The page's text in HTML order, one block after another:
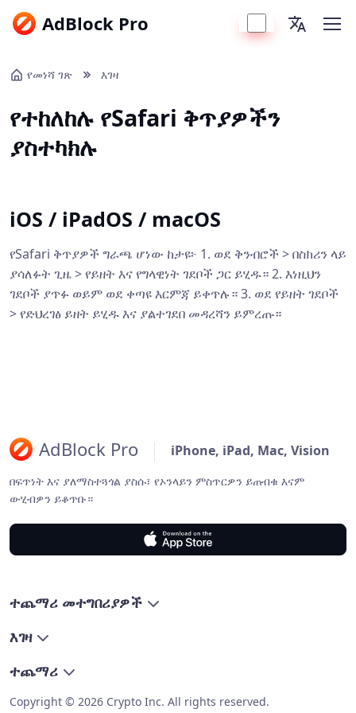
AdBlock Pro
የመነሻ ገጽ እገዛ
የተከለከሉ የSafari ቅጥያዎችን
ያስተካክሉ
iOS / iPadOS / macOS
የSafari ቅጥያዎች ግራጫ ሆነው ከታዩ፦ 1. ወደ ቅንብሮች > በስክሪን ላይ
ያሳለፉት ጊዜ > የይዘት እና የግላዊነት ገደቦች ጋር ይሂዱ። 2. እነዚህን
ገደቦች ያጥፉ ወይም ወደ ቀጣዩ እርምጃ ይቀጥሉ። 3. ወደ የይዘት ገደቦች
> የድህረገፅ ይዘት ይሂዱ እና ያልተገደበ መዳረሻን ይምረጡ።
AdBlock Pro iPhone, iPad, Mac, Vision
በፍጥነት እና ያለማስተጓጎል ያስሱ፣ የኦንላይን ምስጥርዎን ይጠብቁ እናም
ውሂብዎን ይቆጥቡ።
ተጨማሪ መተግበሪያዎች
እገዛ
ተጨማሪ
Copyright © 2026 Crypto Inc. All rights reserved.